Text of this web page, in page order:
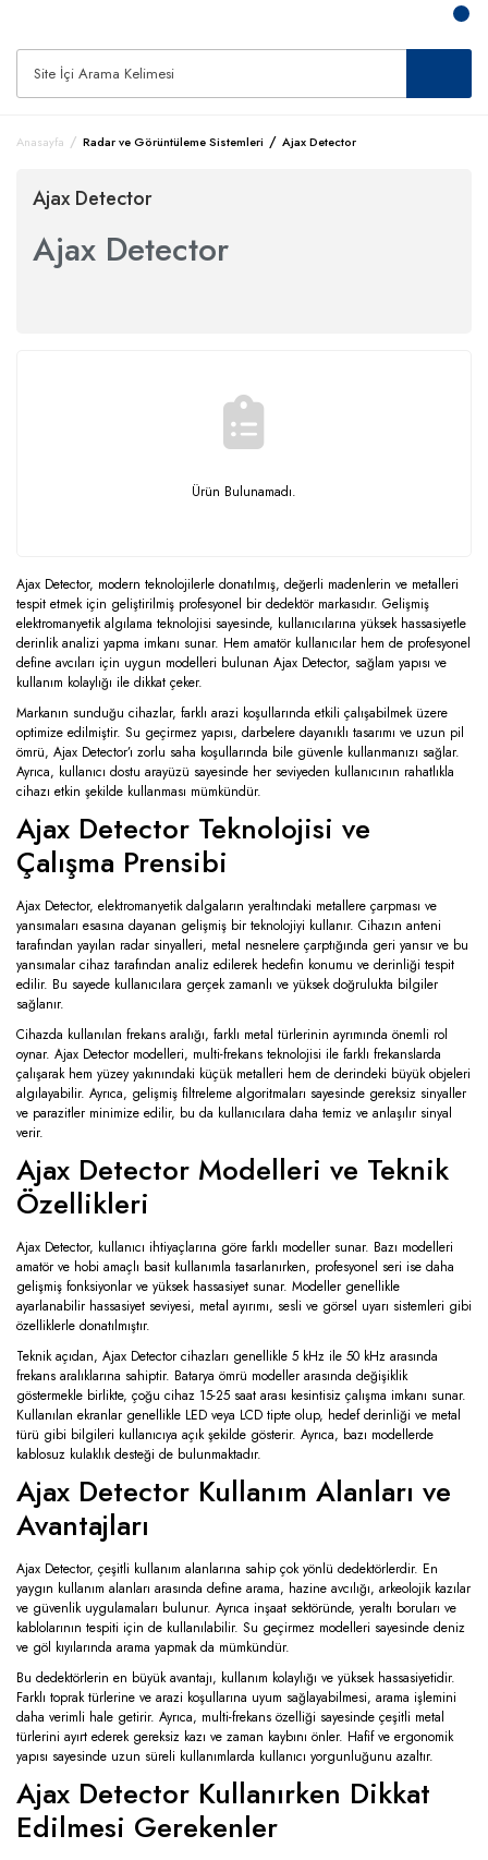
Anasayfa Radar ve Görüntüleme Sistemleri Ajax Detector
Ajax Detector
Ajax Detector
Ürün Bulunamadı.
Ajax Detector, modern teknolojilerle donatılmış, değerli madenlerin ve metalleri
tespit etmek için geliştirilmiş profesyonel bir dedektör markasıdır. Gelişmiş
elektromanyetik algılama teknolojisi sayesinde, kullanıcılarına yüksek hassasiyetle
derinlik analizi yapma imkanı sunar. Hem amatör kullanıcılar hem de profesyonel
define avcıları için uygun modelleri bulunan Ajax Detector, sağlam yapısı ve
kullanım kolaylığı ile dikkat çeker.
Markanın sunduğu cihazlar, farklı arazi koşullarında etkili çalışabilmek üzere
optimize edilmiştir. Su geçirmez yapısı, darbelere dayanıklı tasarımı ve uzun pil
ömrü, Ajax Detector’ı zorlu saha koşullarında bile güvenle kullanmanızı sağlar.
Ayrıca, kullanıcı dostu arayüzü sayesinde her seviyeden kullanıcının rahatlıkla
cihazı etkin şekilde kullanması mümkündür.
Ajax Detector Teknolojisi ve
Çalışma Prensibi
Ajax Detector, elektromanyetik dalgaların yeraltındaki metallere çarpması ve
yansımaları esasına dayanan gelişmiş bir teknolojiyi kullanır. Cihazın anteni
tarafından yayılan radar sinyalleri, metal nesnelere çarptığında geri yansır ve bu
yansımalar cihaz tarafından analiz edilerek hedefin konumu ve derinliği tespit
edilir. Bu sayede kullanıcılara gerçek zamanlı ve yüksek doğrulukta bilgiler
sağlanır.
Cihazda kullanılan frekans aralığı, farklı metal türlerinin ayrımında önemli rol
oynar. Ajax Detector modelleri, multi-frekans teknolojisi ile farklı frekanslarda
çalışarak hem yüzey yakınındaki küçük metalleri hem de derindeki büyük objeleri
algılayabilir. Ayrıca, gelişmiş filtreleme algoritmaları sayesinde gereksiz sinyaller
ve parazitler minimize edilir, bu da kullanıcılara daha temiz ve anlaşılır sinyal
verir.
Ajax Detector Modelleri ve Teknik
Özellikleri
Ajax Detector, kullanıcı ihtiyaçlarına göre farklı modeller sunar. Bazı modelleri
amatör ve hobi amaçlı basit kullanımla tasarlanırken, profesyonel seri ise daha
gelişmiş fonksiyonlar ve yüksek hassasiyet sunar. Modeller genellikle
ayarlanabilir hassasiyet seviyesi, metal ayırımı, sesli ve görsel uyarı sistemleri gibi
özelliklerle donatılmıştır.
Teknik açıdan, Ajax Detector cihazları genellikle 5 kHz ile 50 kHz arasında
frekans aralıklarına sahiptir. Batarya ömrü modeller arasında değişiklik
göstermekle birlikte, çoğu cihaz 15-25 saat arası kesintisiz çalışma imkanı sunar.
Kullanılan ekranlar genellikle LED veya LCD tipte olup, hedef derinliği ve metal
türü gibi bilgileri kullanıcıya açık şekilde gösterir. Ayrıca, bazı modellerde
kablosuz kulaklık desteği de bulunmaktadır.
Ajax Detector Kullanım Alanları ve
Avantajları
Ajax Detector, çeşitli kullanım alanlarına sahip çok yönlü dedektörlerdir. En
yaygın kullanım alanları arasında define arama, hazine avcılığı, arkeolojik kazılar
ve güvenlik uygulamaları bulunur. Ayrıca inşaat sektöründe, yeraltı boruları ve
kablolarının tespiti için de kullanılabilir. Su geçirmez modelleri sayesinde deniz
ve göl kıyılarında arama yapmak da mümkündür.
Bu dedektörlerin en büyük avantajı, kullanım kolaylığı ve yüksek hassasiyetidir.
Farklı toprak türlerine ve arazi koşullarına uyum sağlayabilmesi, arama işlemini
daha verimli hale getirir. Ayrıca, multi-frekans özelliği sayesinde çeşitli metal
türlerini ayırt ederek gereksiz kazı ve zaman kaybını önler. Hafif ve ergonomik
yapısı sayesinde uzun süreli kullanımlarda kullanıcı yorgunluğunu azaltır.
Ajax Detector Kullanırken Dikkat
Edilmesi Gerekenler